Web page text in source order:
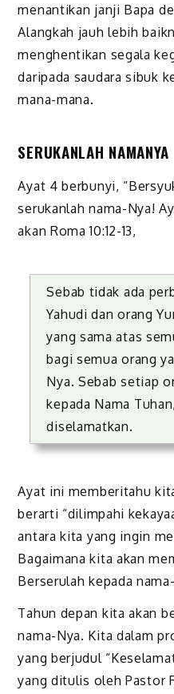
menantikan janji Bapa
Alangkah jauh lebih
menghentikan segala
daripada saudara sibuk
mana-mana.
SERUKANLAH NAMANYA
Ayat 4 berbunyi,
serukanlah nama-Nya!
akan Roma 10:12-13,
Sebab tidak ada
Yahudi dan orang
yang sama atas
bagi semua orang
Nya. Sebab setiap
kepada Nama
diselamatkan.
Ayat ini memberitahu
berarti “dilimpahi
antara kita yang ingin
Bagaimana kita akan
Berserulah kepada
Tahun depan kita akan
nama-Nya. Kita dalam
yang berjudul
yang ditulis oleh Pastor